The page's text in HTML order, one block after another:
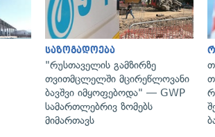
საზოგადოება
"რუსთაველის გამზირზე
თვითმცლელში მცირეწლოვანი
ბავშვი იმყოფებოდა" — GWP
სამართლებრივ ზომებს
მიმართავს